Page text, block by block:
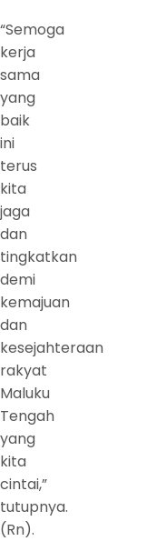
“Semoga
kerja
sama
yang
baik
ini
terus
kita
jaga
dan
tingkatkan
demi
kemajuan
dan
kesejahteraan
rakyat
Maluku
Tengah
yang
kita
cintai,”
tutupnya.
(Rn).